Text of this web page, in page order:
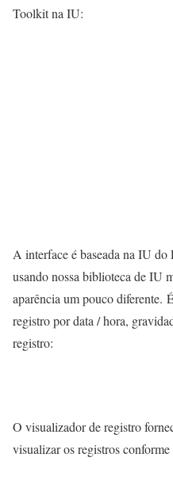
Toolkit na IU:
A interface é baseada na IU do
usando nossa biblioteca de IU
aparência um pouco diferente.
registro por data / hora,
registro:
O visualizador de registro
visualizar os registros